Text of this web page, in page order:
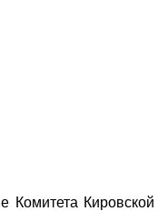
Комитета Кировской